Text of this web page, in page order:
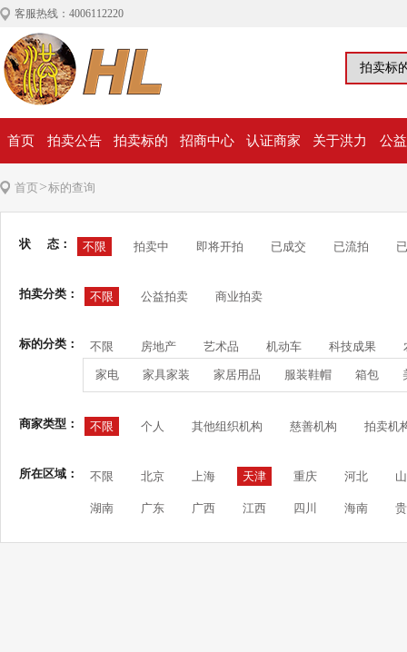
客服热线：4006112220
首页 拍卖公告 拍卖标的 招商中心 认证商家 关于洪力 公
首页>标的查询
状 态： 不限 拍卖中 即将开拍 已成交 已流拍
拍卖分类： 不限 公益拍卖 商业拍卖
标的分类： 不限 房地产 艺术品 机动车 科技成果
家电 家具家装 家居用品 服装鞋帽 箱包
商家类型： 不限 个人 其他组织机构 慈善机构 拍卖机
所在区域： 不限 北京 上海 天津 重庆 河北
湖南 广东 广西 江西 四川 海南